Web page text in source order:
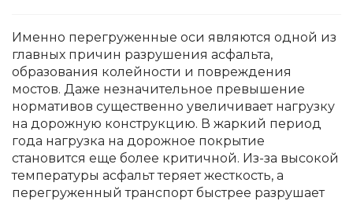
Именно перегруженные оси являются одной из
главных причин разрушения асфальта,
образования колейности и повреждения
мостов. Даже незначительное превышение
нормативов существенно увеличивает нагрузку
на дорожную конструкцию. В жаркий период
года нагрузка на дорожное покрытие
становится еще более критичной. Из-за высокой
температуры асфальт теряет жесткость, а
перегруженный транспорт быстрее разрушает